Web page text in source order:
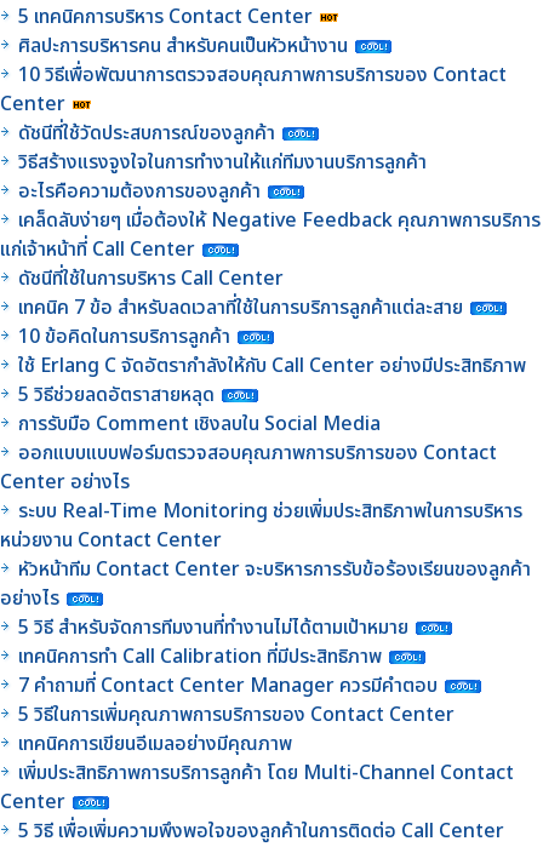
5 เทคนิคการบริหาร Contact Center
ศิลปะการบริหารคน สำหรับคนเป็นหัวหน้างาน
10 วิธีเพื่อพัฒนาการตรวจสอบคุณภาพการบริการของ Contact
Center
ดัชนีที่ใช้วัดประสบการณ์ของลูกค้า
วิธีสร้างแรงจูงใจในการทำงานให้แก่ทีมงานบริการลูกค้า
อะไรคือความต้องการของลูกค้า
เคล็ดลับง่ายๆ เมื่อต้องให้ Negative Feedback คุณภาพการบริการ
แก่เจ้าหน้าที่ Call Center
ดัชนีที่ใช้ในการบริหาร Call Center
เทคนิค 7 ข้อ สำหรับลดเวลาที่ใช้ในการบริการลูกค้าแต่ละสาย
10 ข้อคิดในการบริการลูกค้า
ใช้ Erlang C จัดอัตรากำลังให้กับ Call Center อย่างมีประสิทธิภาพ
5 วิธีช่วยลดอัตราสายหลุด
การรับมือ Comment เชิงลบใน Social Media
ออกแบบแบบฟอร์มตรวจสอบคุณภาพการบริการของ Contact
Center อย่างไร
ระบบ Real-Time Monitoring ช่วยเพิ่มประสิทธิภาพในการบริหาร
หน่วยงาน Contact Center
หัวหน้าทีม Contact Center จะบริหารการรับข้อร้องเรียนของลูกค้า
อย่างไร
5 วิธี สำหรับจัดการทีมงานที่ทำงานไม่ได้ตามเป้าหมาย
เทคนิคการทำ Call Calibration ที่มีประสิทธิภาพ
7 คำถามที่ Contact Center Manager ควรมีคำตอบ
5 วิธีในการเพิ่มคุณภาพการบริการของ Contact Center
เทคนิคการเขียนอีเมลอย่างมีคุณภาพ
เพิ่มประสิทธิภาพการบริการลูกค้า โดย Multi-Channel Contact
Center
5 วิธี เพื่อเพิ่มความพึงพอใจของลูกค้าในการติดต่อ Call Center